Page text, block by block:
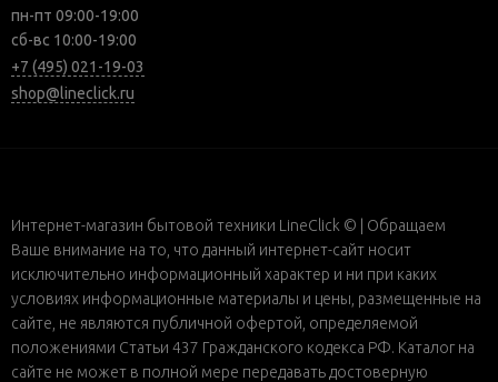
пн-пт 09:00-19:00
сб-вс 10:00-19:00
+7 (495) 021-19-03
shop@lineclick.ru
Интернет-магазин бытовой техники LineClick © | Обращаем
Ваше внимание на то, что данный интернет-сайт носит
исключительно информационный характер и ни при каких
условиях информационные материалы и цены, размещенные на
сайте, не являются публичной офертой, определяемой
положениями Статьи 437 Гражданского кодекса РФ. Каталог на
сайте не может в полной мере передавать достоверную